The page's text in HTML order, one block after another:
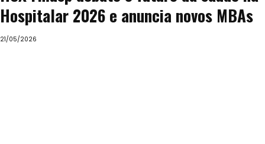
Hospitalar 2026 e anuncia novos MBAs
21/05/2026